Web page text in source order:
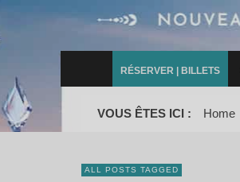
RÉSERVER | BILLETS
VOUS ÊTES ICI : Home
ALL POSTS TAGGED